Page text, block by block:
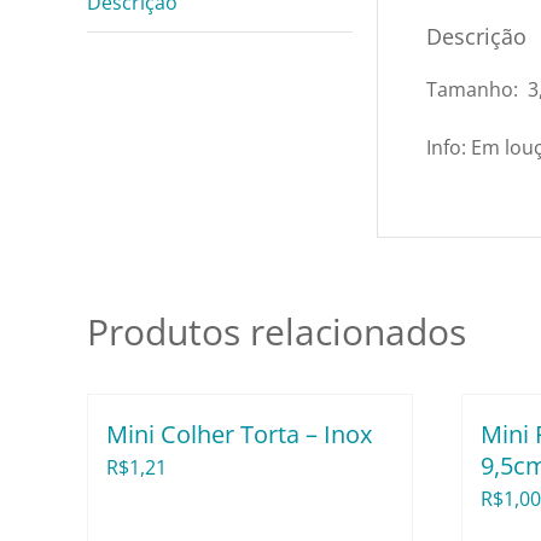
Descrição
Tamanho:
Info: Em
Produtos relacionados
Mini Colher Torta – Inox
R$1,21
Mini
R$1,00